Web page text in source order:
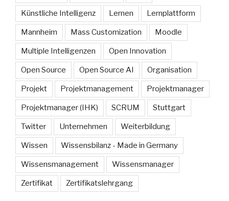
Künstliche Intelligenz Lernen Lernplattform
Mannheim Mass Customization Moodle
Multiple Intelligenzen Open Innovation
Open Source Open Source AI Organisation
Projekt Projektmanagement Projektmanager
Projektmanager (IHK) SCRUM Stuttgart
Twitter Unternehmen Weiterbildung
Wissen Wissensbilanz - Made in Germany
Wissensmanagement Wissensmanager
Zertifikat Zertifikatslehrgang